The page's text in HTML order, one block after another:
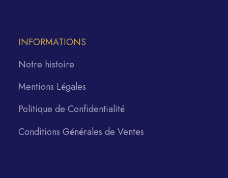
INFORMATIONS
Notre histoire
Mentions Légales
Politique de Confidentialité
Conditions Générales de Ventes